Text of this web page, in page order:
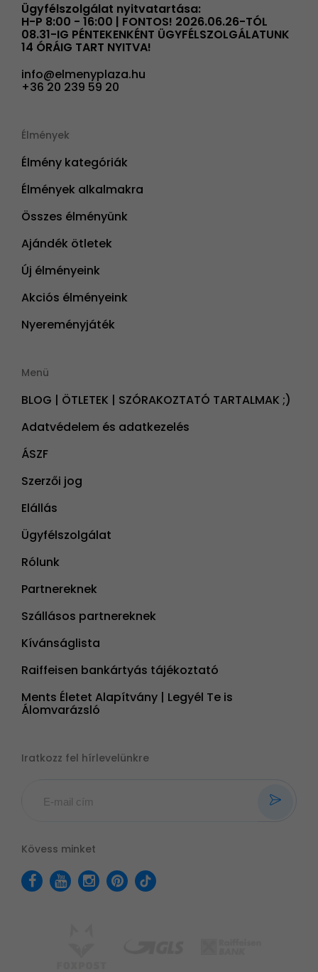
Ügyfélszolgálat nyitvatartása:
H-P 8:00 - 16:00 | FONTOS! 2026.06.26-TÓL
08.31-IG PÉNTEKENKÉNT ÜGYFÉLSZOLGÁLATUNK
14 ÓRÁIG TART NYITVA!
info@elmenyplaza.hu
+36 20 239 59 20
Élmények
Élmény kategóriák
Élmények alkalmakra
Összes élményünk
Ajándék ötletek
Új élményeink
Akciós élményeink
Nyereményjáték
Menü
BLOG | ÖTLETEK | SZÓRAKOZTATÓ TARTALMAK ;)
Adatvédelem és adatkezelés
ÁSZF
Szerzői jog
Elállás
Ügyfélszolgálat
Rólunk
Partnereknek
Szállásos partnereknek
Kívánságlista
Raiffeisen bankártyás tájékoztató
Ments Életet Alapítvány | Legyél Te is
Álomvarázsló
Iratkozz fel hírlevelünkre
Kövess minket